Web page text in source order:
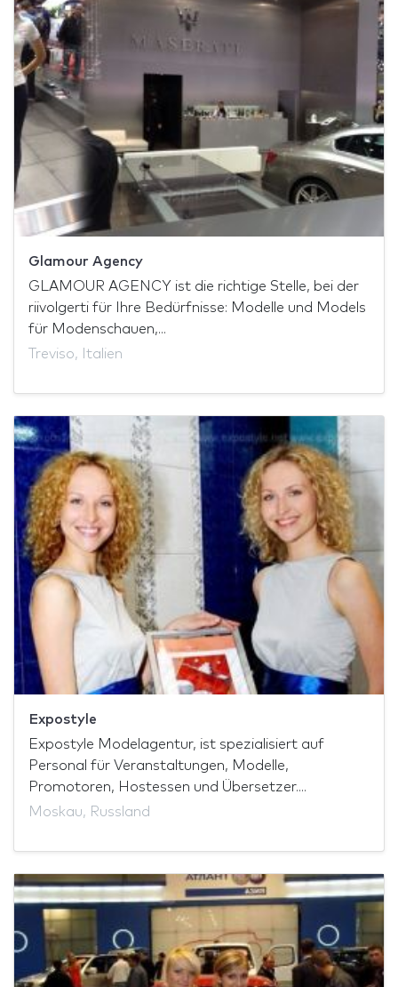
Glamour Agency
GLAMOUR AGENCY ist die richtige Stelle, bei der
riivolgerti für Ihre Bedürfnisse: Modelle und Models
für Modenschauen,...
Treviso, Italien
Expostyle
Expostyle Modelagentur, ist spezialisiert auf
Personal für Veranstaltungen, Modelle,
Promotoren, Hostessen und Übersetzer....
Moskau, Russland